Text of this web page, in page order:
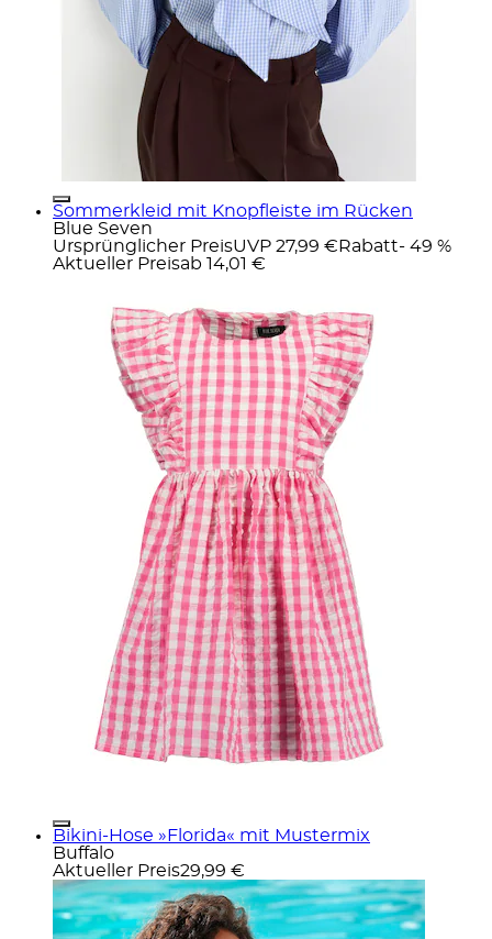
Sommerkleid mit Knopfleiste im Rücken
Blue Seven
Ursprünglicher PreisUVP 27,99 € Rabatt- 49 %
Aktueller Preisab 14,01 €
Bikini-Hose »Florida« mit Mustermix
Buffalo
Aktueller Preis29,99 €